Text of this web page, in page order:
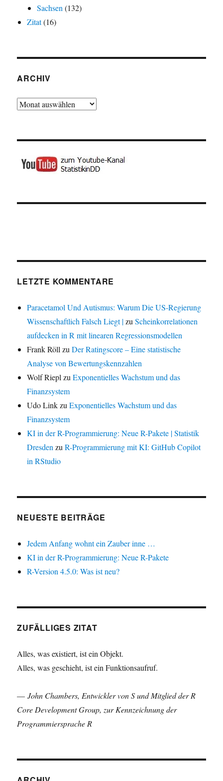
Sachsen(132)
Zitat(16)
ARCHIV
Archiv
LETZTE KOMMENTARE
Paracetamol Und Autismus: Warum Die US-Regierung
Wissenschaftlich Falsch Liegt |zuScheinkorrelationen
aufdecken in R mit linearen Regressionsmodellen
Frank RöllzuDer Ratingscore – Eine statistische
Analyse von Bewertungskennzahlen
Wolf RieplzuExponentielles Wachstum und das
Finanzsystem
Udo LinkzuExponentielles Wachstum und das
Finanzsystem
KI in der R-Programmierung: Neue R-Pakete | Statistik
DresdenzuR-Programmierung mit KI: GitHub Copilot
in RStudio
NEUESTE BEITRÄGE
Jedem Anfang wohnt ein Zauber inne …
KI in der R-Programmierung: Neue R-Pakete
R-Version 4.5.0: Was ist neu?
ZUFÄLLIGES ZITAT
Alles, was existiert, ist ein Objekt.
Alles, was geschieht, ist ein Funktionsaufruf.
—John Chambers, Entwickler von S und Mitglied der R
Core Development Group, zur Kennzeichnung der
Programmiersprache R